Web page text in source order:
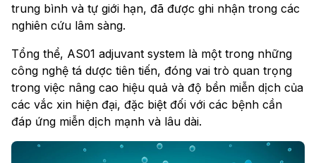
trung bình và tự giới hạn, đã được ghi nhận trong các
nghiên cứu lâm sàng.
Tổng thể, AS01 adjuvant system là một trong những
công nghệ tá dược tiên tiến, đóng vai trò quan trọng
trong việc nâng cao hiệu quả và độ bền miễn dịch của
các vắc xin hiện đại, đặc biệt đối với các bệnh cần
đáp ứng miễn dịch mạnh và lâu dài.